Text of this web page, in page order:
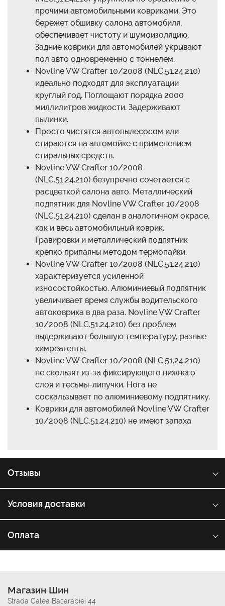
прочими автомобильными ковриками. Это
бережет обшивку салона автомобиля,
обеспечивает чистоту и шумоизоляцию.
Задние коврики для автомобилей укрывают
пол авто одновременно с тоннелем.
Novline VW Crafter 10/2008 (NLC.51.24.210)
идеально подходят для эксплуатации
круглый год. Поглощают порядка 2000
миллилитров жидкости. Задерживают
пылинки.
Просто чистятся автопылесосом или
стираются на автомойке с применением
стиральных средств.
Novline VW Crafter 10/2008
(NLC.51.24.210) безупречно сочетается с
расцветкой салона авто. Металлический
подпятник для Novline VW Crafter 10/2008
(NLC.51.24.210) сделан в аналогичном окрасе,
как и весь автомобильный коврик.
Гравировки и металлический подпятник
крепко припаяны методом термопайки.
Novline VW Crafter 10/2008 (NLC.51.24.210)
характеризуется усиленной
износостойкостью. Алюминиевый подпятник
увеличивает время службы водительского
автоковрика в два раза. Novline VW Crafter
10/2008 (NLC.51.24.210) без проблем
выдерживают большую температуру, разные
химреагенты.
Novline VW Crafter 10/2008 (NLC.51.24.210)
не скользят из-за фиксирующего нижнего
слоя и тесьмы-липучки. Нога не
соскальзывает по алюминиевому подпятнику.
Коврики для автомобилей Novline VW Crafter
10/2008 (NLC.51.24.210) не имеют запаха
Отзывы
Условия доставки
Оплата
Магазин Шин
Strada Calea Basarabiei 44